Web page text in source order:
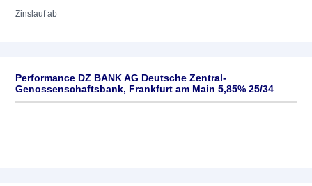
Zinslauf ab
Performance DZ BANK AG Deutsche Zentral-
Genossenschaftsbank, Frankfurt am Main 5,85% 25/34